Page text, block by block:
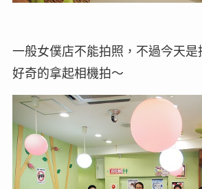
一般女僕店不能拍照，不過今天是
好奇的拿起相機拍～